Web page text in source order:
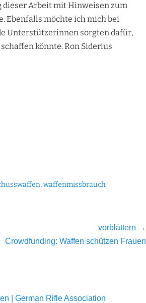
dieser Arbeit mit Hinweisen zum
Ebenfalls möchte ich mich bei
Unterstützerinnen sorgten dafür,
könnte. Ron Siderius
,waffenmissbrauch
vorblättern →
Crowdfunding: Waffen schützen Frauen
| German Rifle Association